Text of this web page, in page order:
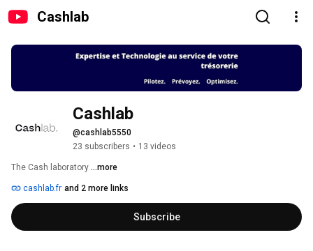
Cashlab
Cashlab
@cashlab5550
23 subscribers • 13 videos
The Cash laboratory ...more
cashlab.fr and 2 more links
Subscribe